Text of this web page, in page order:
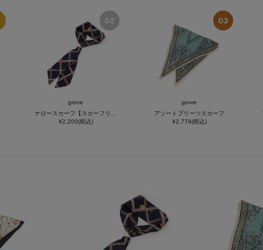
grove
¥2,200(税込)
grove
アソートプリーツスカーフ
¥2,779(税込)